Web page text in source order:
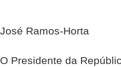
José Ramos-Horta
O Presidente da